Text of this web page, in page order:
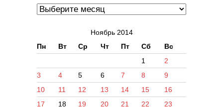
Ноябрь 2014
Пн
Вт Ср Чт Пт Сб Вс
1
2
3
4 5 6 7 8
9
10
11 12 13 14 15
16
17
18 19 20 21 22
23